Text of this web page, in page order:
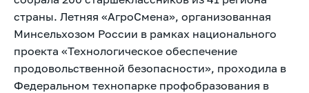
страны. Летняя «АгроСмена», организованная
Минсельхозом России в рамках национального
проекта «Технологическое обеспечение
продовольственной безопасности», проходила в
Федеральном технопарке профобразования в